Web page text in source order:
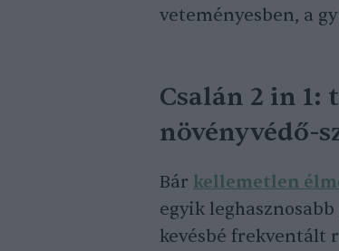
veteményesben, a
Csalán 2 in 1:
növényvédő-
Bár kellemetlen
egyik
kevésbé frekventált